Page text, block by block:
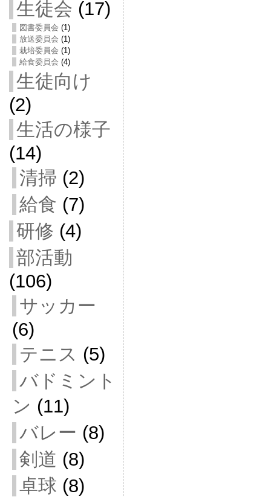
生徒会 (17)
図書委員会 (1)
放送委員会 (1)
栽培委員会 (1)
給食委員会 (4)
生徒向け
(2)
生活の様子
(14)
清掃 (2)
給食 (7)
研修 (4)
部活動
(106)
サッカー
(6)
テニス (5)
バドミント
ン (11)
バレー (8)
剣道 (8)
卓球 (8)